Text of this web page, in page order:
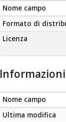
Nome campo
Formato di
Licenza
Nome campo
Ultima modifica